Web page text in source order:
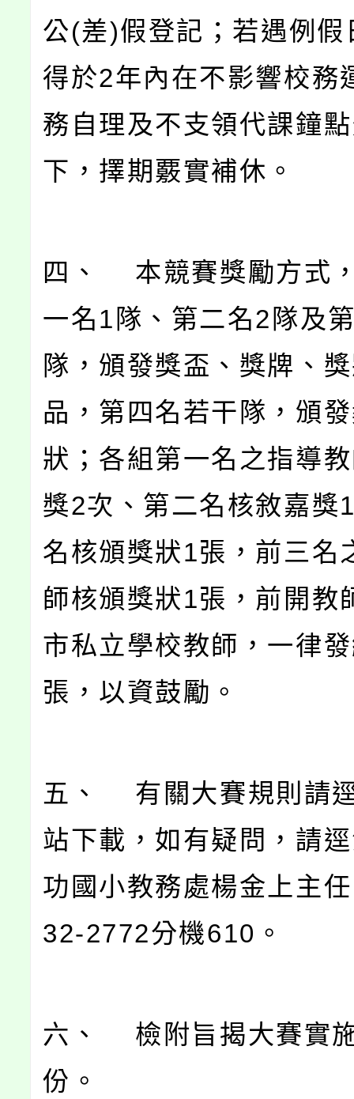
公(差)假登記；若遇例假
得於2年內在不影響校務
務自理及不支領代課鐘
下，擇期覈實補休。
四、 本競賽獎勵方式
一名1隊、第二名2隊及
隊，頒發獎盃、獎牌、
品，第四名若干隊，頒
狀；各組第一名之指導
獎2次、第二名核敘嘉獎
名核頒獎狀1張，前三名
師核頒獎狀1張，前開教
市私立學校教師，一律
張，以資鼓勵。
五、 有關大賽規則請
站下載，如有疑問，請
功國小教務處楊金上主
32-2772分機610。
六、 檢附旨揭大賽實
份。